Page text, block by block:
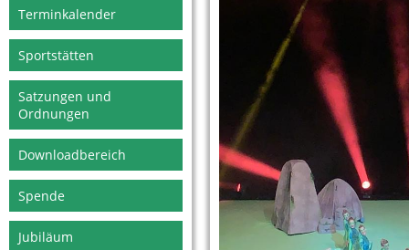
Terminkalender
Sportstätten
Satzungen und
Ordnungen
Downloadbereich
Spende
Jubiläum